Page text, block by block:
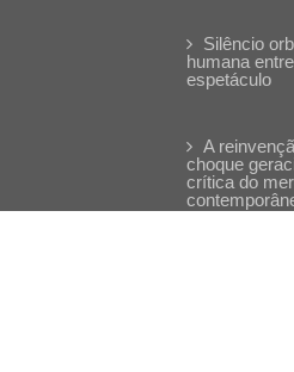
Silêncio
humana
espetáculo
A
choque
crítica do
Estagiário”